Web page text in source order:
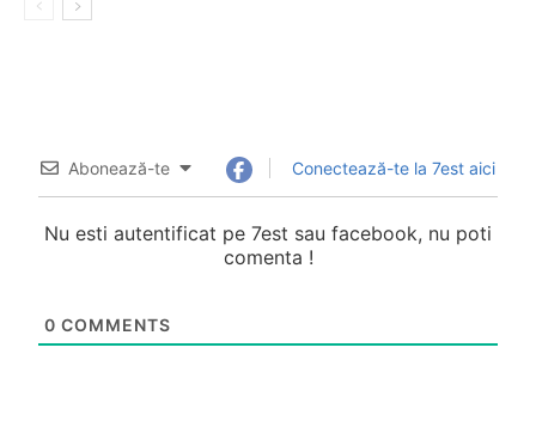
Abonează-te Conectează-te la 7est aici
Nu esti autentificat pe 7est sau facebook, nu poti
comenta !
0 COMMENTS